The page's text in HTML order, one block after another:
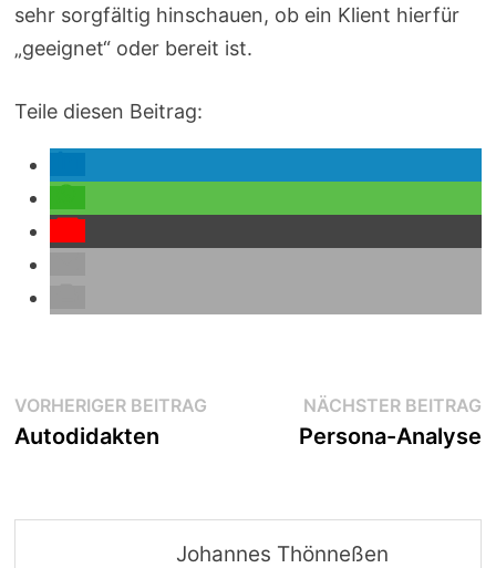
sehr sorgfältig hinschauen, ob ein Klient hierfür
„geeignet“ oder bereit ist.
Teile diesen Beitrag:
Beitragsnavigation
VORHERIGER BEITRAG Vorheriger
Autodidakten
NÄCHSTER BEITRAG
Persona-Analyse
Johannes Thönneßen